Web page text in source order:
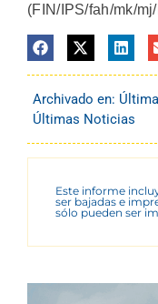
(FIN/IPS/fah/mk/
Archivado en:
Últimas Noticias
Este informe
ser bajadas e
sólo pueden ser